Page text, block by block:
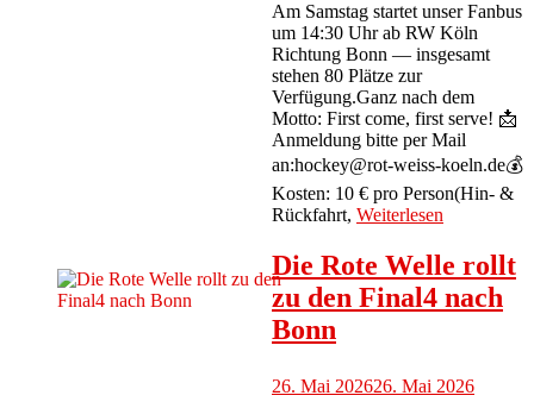
Am Samstag startet unser Fanbus
um 14:30 Uhr ab RW Köln
Richtung Bonn — insgesamt
stehen 80 Plätze zur
Verfügung.Ganz nach dem
Motto: First come, first serve! 📩
Anmeldung bitte per Mail
an:hockey@rot-weiss-koeln.de💰
Kosten: 10 € pro Person(Hin- &
Rückfahrt, Weiterlesen
Die Rote Welle rollt
zu den Final4 nach
Bonn
26. Mai 202626. Mai 2026